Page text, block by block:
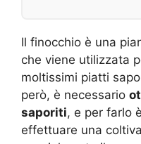
Il finocchio è una
che viene utilizzata
moltissimi piatti
però, è necessario
saporiti, e per farlo
effettuare una